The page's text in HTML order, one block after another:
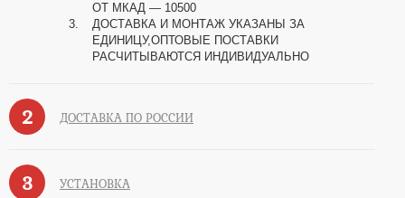
ОТ МКАД — 10500
ДОСТАВКА И МОНТАЖ УКАЗАНЫ ЗА
ЕДИНИЦУ,ОПТОВЫЕ ПОСТАВКИ
РАСЧИТЫВАЮТСЯ ИНДИВИДУАЛЬНО
2 ДОСТАВКА ПО РОССИИ
3 УСТАНОВКА